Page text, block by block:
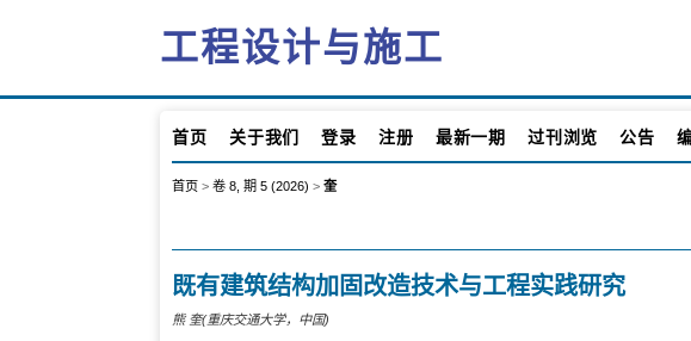
工程设计与施工
首页 关于我们 登录 注册 最新一期 过刊浏览 公告
首页 >卷 8, 期 5 (2026) >奎
既有建筑结构加固改造技术与工程实践研究
熊 奎(重庆交通大学，中国)